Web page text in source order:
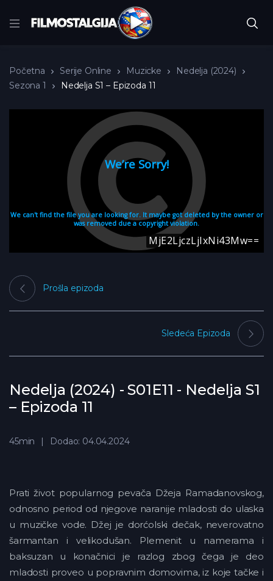
Početna Serije Online Muzicke
Nedelja (2024)
Sezona 1
Nedelja S1 – Epizoda 11
Nedelja (2024) - S01E11 - Nedelja S1
– Epizoda 11
Prošla epizoda
Sledeća Epizoda
45min Dodao: 04.04.2024
Prati život popularnog pevača Džeja Ramadanovskog,
odnosno period od njegove naranije mladosti do ulaska
u muzičke vode. Džej je dorćolski dečak, neverovatno
šarmantan i velikodušan. Plemenit u namerama i
baksuzan u konačnici je razlog zbog čega je deo
mladosti proveo u popravnim domovima, iz koje tačke i